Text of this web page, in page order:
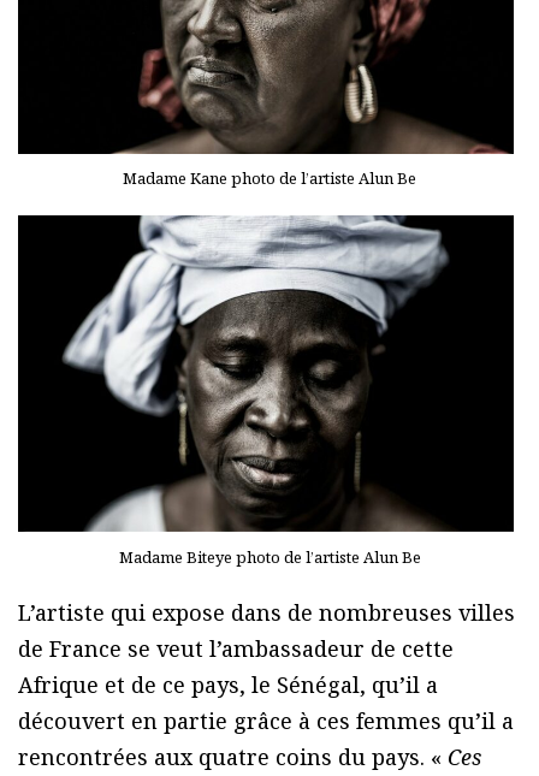
Madame Kane photo de l’artiste Alun Be
Madame Biteye photo de l’artiste Alun Be
L’artiste qui expose dans de nombreuses villes
de France se veut l’ambassadeur de cette
Afrique et de ce pays, le Sénégal, qu’il a
découvert en partie grâce à ces femmes qu’il a
rencontrées aux quatre coins du pays. « Ces